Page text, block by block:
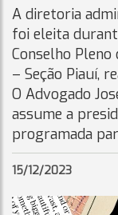
A diretoria
foi eleita
Conselho
– Seção Piauí,
O Advogado
assume a
programada
15/12/2023